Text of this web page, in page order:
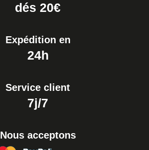
dés 20€
Expédition en
24h
Service client
7j/7
Nous acceptons